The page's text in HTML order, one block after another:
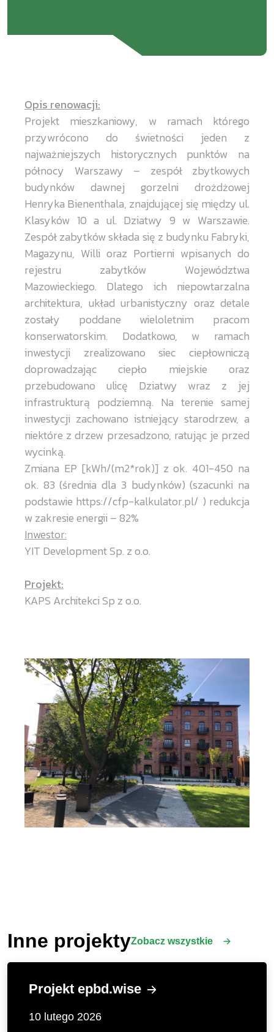
Opis renowacji:
Projekt mieszkaniowy, w ramach którego
przywrócono do świetności jeden z
najważniejszych historycznych punktów na
północy Warszawy – zespół zbytkowych
budynków dawnej gorzelni drożdżowej
Henryka Bienenthala, znajdującej się między ul.
Klasyków 10 a ul. Dziatwy 9 w Warszawie.
Zespół zabytków składa się z budynku Fabryki,
Magazynu, Willi oraz Portierni wpisanych do
rejestru zabytków Województwa
Mazowieckiego. Dlatego ich niepowtarzalna
architektura, układ urbanistyczny oraz detale
zostały poddane wieloletnim pracom
konserwatorskim. Dodatkowo, w ramach
inwestycji zrealizowano siec ciepłowniczą
doprowadzając ciepło miejskie oraz
przebudowano ulicę Dziatwy wraz z jej
infrastrukturą podziemną. Na terenie samej
inwestycji zachowano istniejący starodrzew, a
niektóre z drzew przesadzono, ratując je przed
wycinką.
Zmiana EP [kWh/(m2*rok)] z ok. 401-450 na
ok. 83 (średnia dla 3 budynków) (szacunki na
podstawie https://cfp-kalkulator.pl/ ) redukcja
w zakresie energii – 82%
Inwestor:
YIT Development Sp. z o.o.
Projekt:
KAPS Architekci Sp z o.o.
Inne projektyZobacz wszystkie
Projekt epbd.wise
10 lutego 2026